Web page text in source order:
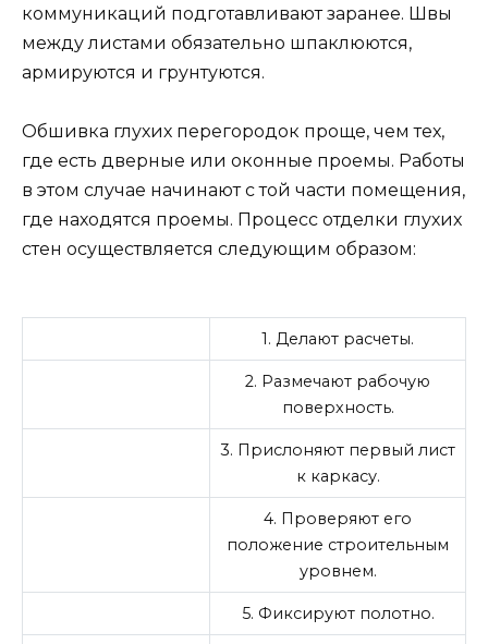
коммуникаций подготавливают заранее. Швы
между листами обязательно шпаклюются,
армируются и грунтуются.
Обшивка глухих перегородок проще, чем тех,
где есть дверные или оконные проемы. Работы
в этом случае начинают с той части помещения,
где находятся проемы. Процесс отделки глухих
стен осуществляется следующим образом:
1. Делают расчеты.
2. Размечают рабочую
поверхность.
3. Прислоняют первый лист
к каркасу.
4. Проверяют его
положение строительным
уровнем.
5. Фиксируют полотно.